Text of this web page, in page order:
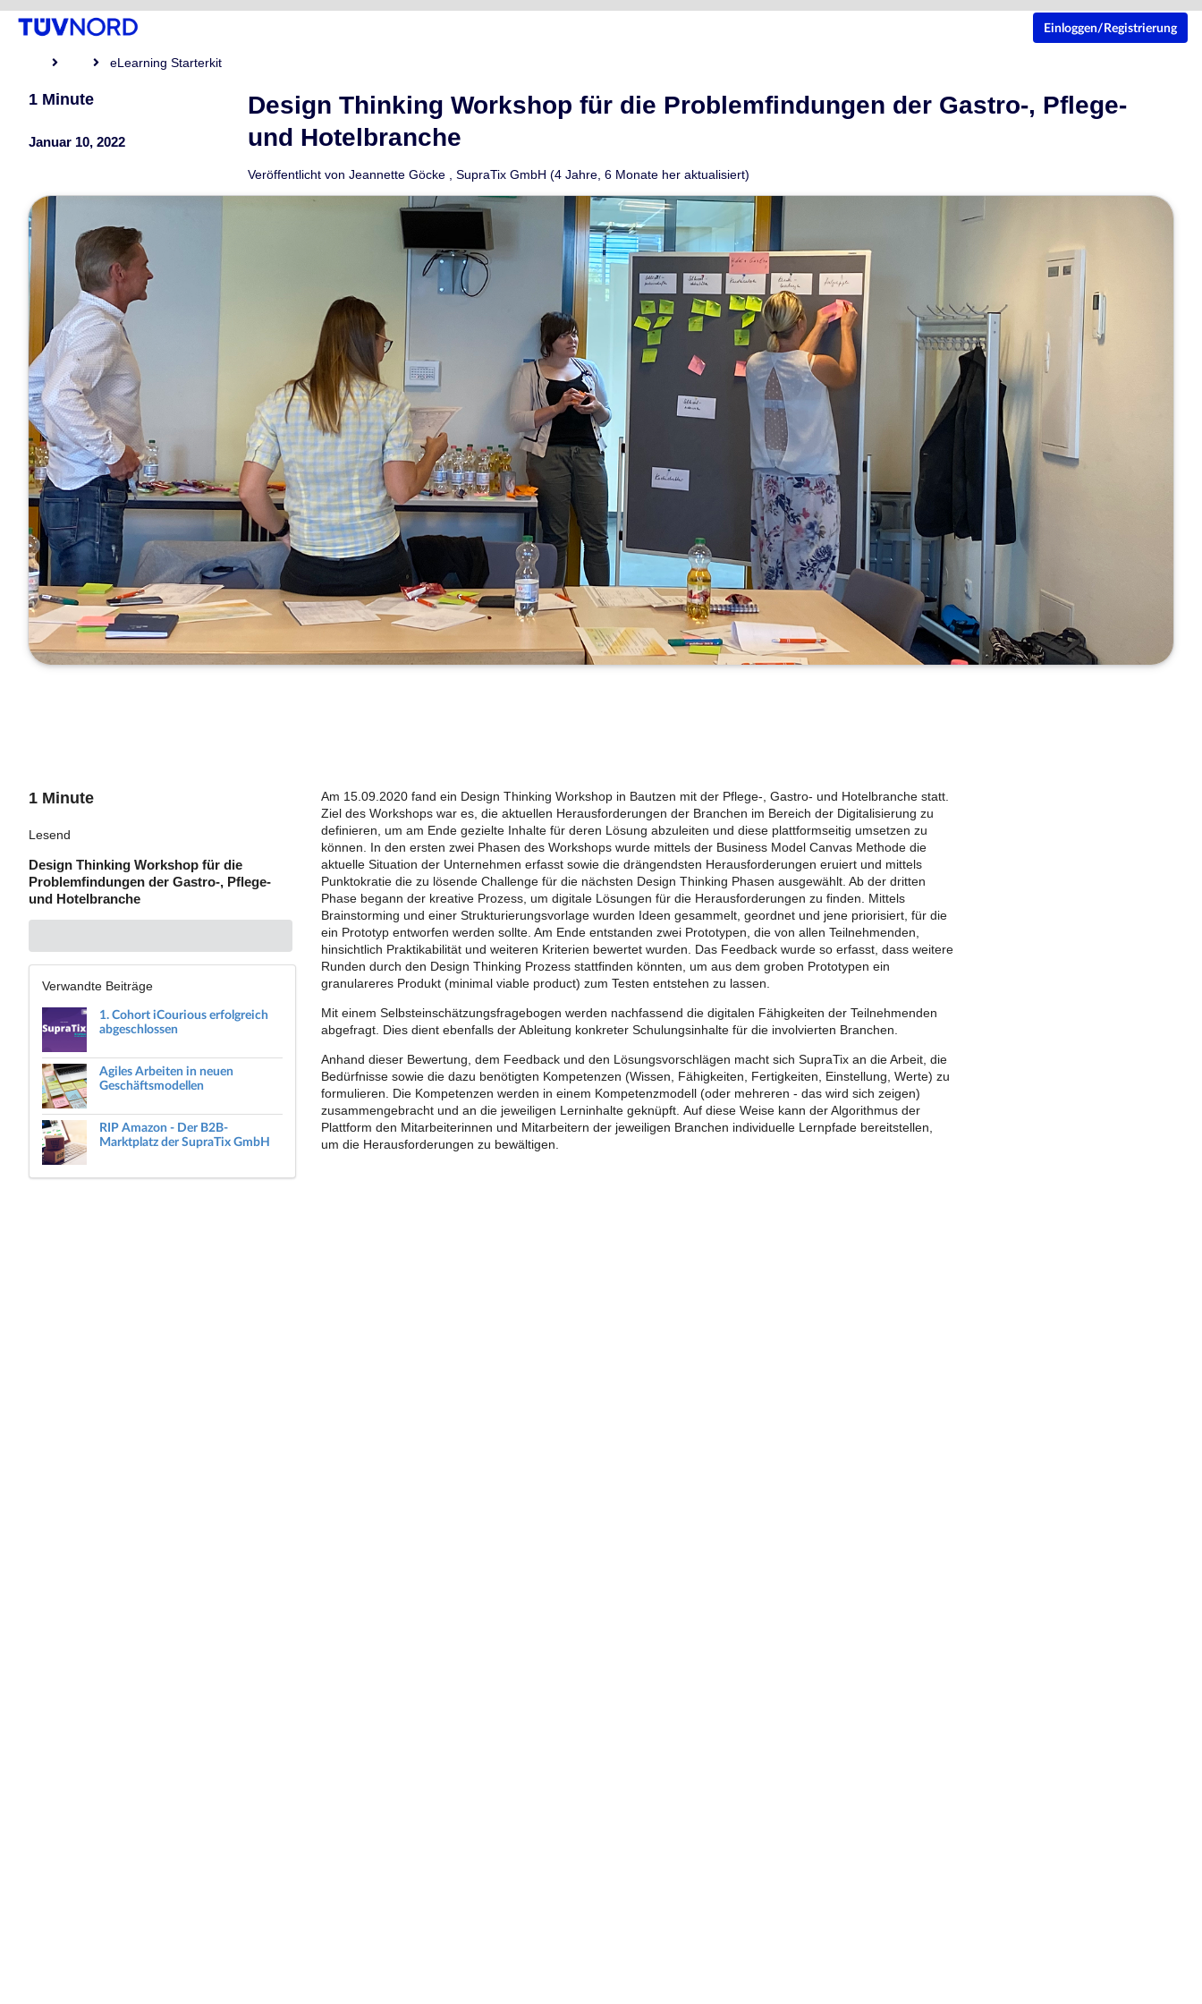
Einloggen/Registrierung
eLearning Starterkit
1 Minute
Januar 10, 2022
Design Thinking Workshop für die Problemfindungen der Gastro-, Pflege-
und Hotelbranche
Veröffentlicht vonJeannette Göcke ,SupraTix GmbH (4 Jahre, 6 Monate her aktualisiert)
1 Minute
Lesend
Design Thinking Workshop für die
Problemfindungen der Gastro-, Pflege-
und Hotelbranche
Verwandte Beiträge
1. Cohort iCourious erfolgreich
abgeschlossen
Agiles Arbeiten in neuen
Geschäftsmodellen
RIP Amazon - Der B2B-
Marktplatz der SupraTix GmbH
Am 15.09.2020 fand ein Design Thinking Workshop in Bautzen mit der Pflege-, Gastro- und Hotelbranche statt.
Ziel des Workshops war es, die aktuellen Herausforderungen der Branchen im Bereich der Digitalisierung zu
definieren, um am Ende gezielte Inhalte für deren Lösung abzuleiten und diese plattformseitig umsetzen zu
können. In den ersten zwei Phasen des Workshops wurde mittels der Business Model Canvas Methode die
aktuelle Situation der Unternehmen erfasst sowie die drängendsten Herausforderungen eruiert und mittels
Punktokratie die zu lösende Challenge für die nächsten Design Thinking Phasen ausgewählt. Ab der dritten
Phase begann der kreative Prozess, um digitale Lösungen für die Herausforderungen zu finden. Mittels
Brainstorming und einer Strukturierungsvorlage wurden Ideen gesammelt, geordnet und jene priorisiert, für die
ein Prototyp entworfen werden sollte. Am Ende entstanden zwei Prototypen, die von allen Teilnehmenden,
hinsichtlich Praktikabilität und weiteren Kriterien bewertet wurden. Das Feedback wurde so erfasst, dass weitere
Runden durch den Design Thinking Prozess stattfinden könnten, um aus dem groben Prototypen ein
granulareres Produkt (minimal viable product) zum Testen entstehen zu lassen.
Mit einem Selbsteinschätzungsfragebogen werden nachfassend die digitalen Fähigkeiten der Teilnehmenden
abgefragt. Dies dient ebenfalls der Ableitung konkreter Schulungsinhalte für die involvierten Branchen.
Anhand dieser Bewertung, dem Feedback und den Lösungsvorschlägen macht sich SupraTix an die Arbeit, die
Bedürfnisse sowie die dazu benötigten Kompetenzen (Wissen, Fähigkeiten, Fertigkeiten, Einstellung, Werte) zu
formulieren. Die Kompetenzen werden in einem Kompetenzmodell (oder mehreren - das wird sich zeigen)
zusammengebracht und an die jeweiligen Lerninhalte geknüpft. Auf diese Weise kann der Algorithmus der
Plattform den Mitarbeiterinnen und Mitarbeitern der jeweiligen Branchen individuelle Lernpfade bereitstellen,
um die Herausforderungen zu bewältigen.